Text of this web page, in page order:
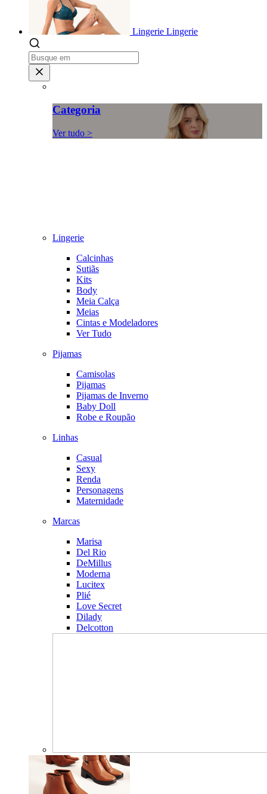
Lingerie Lingerie
Categoria
Ver tudo >
Lingerie
Calcinhas
Sutiãs
Kits
Body
Meia Calça
Meias
Cintas e Modeladores
Ver Tudo
Pijamas
Camisolas
Pijamas
Pijamas de Inverno
Baby Doll
Robe e Roupão
Linhas
Casual
Sexy
Renda
Personagens
Maternidade
Marcas
Marisa
Del Rio
DeMillus
Moderna
Lucitex
Plié
Love Secret
Dilady
Delcotton